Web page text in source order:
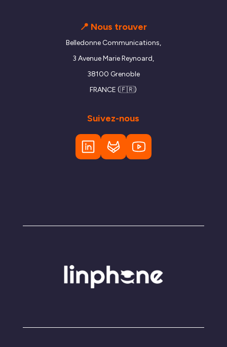
📍 Nous trouver
Belledonne Communications,
3 Avenue Marie Reynoard,
38100 Grenoble
FRANCE (🇫🇷)
Suivez-nous